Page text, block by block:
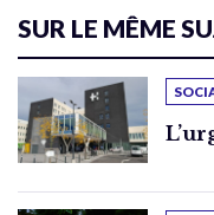
SUR LE MÊME